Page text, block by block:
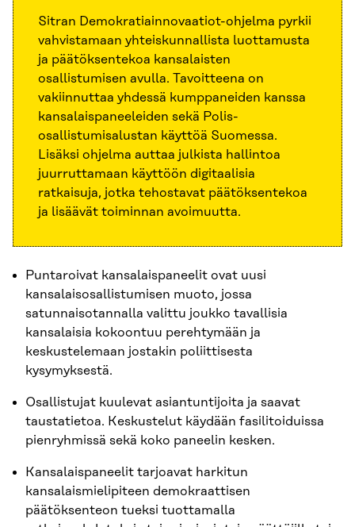
Sitran Demokratiainnovaatiot-ohjelma pyrkii
vahvistamaan yhteiskunnallista luottamusta
ja päätöksentekoa kansalaisten
osallistumisen avulla. Tavoitteena on
vakiinnuttaa yhdessä kumppaneiden kanssa
kansalaispaneeleiden sekä Polis-
osallistumisalustan käyttöä Suomessa.
Lisäksi ohjelma auttaa julkista hallintoa
juurruttamaan käyttöön digitaalisia
ratkaisuja, jotka tehostavat päätöksentekoa
ja lisäävät toiminnan avoimuutta.
Puntaroivat kansalaispaneelit ovat uusi
kansalaisosallistumisen muoto, jossa
satunnaisotannalla valittu joukko tavallisia
kansalaisia kokoontuu perehtymään ja
keskustelemaan jostakin poliittisesta
kysymyksestä.
Osallistujat kuulevat asiantuntijoita ja saavat
taustatietoa. Keskustelut käydään fasilitoiduissa
pienryhmissä sekä koko paneelin kesken.
Kansalaispaneelit tarjoavat harkitun
kansalaismielipiteen demokraattisen
päätöksenteon tueksi tuottamalla